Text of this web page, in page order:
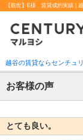
【觀世】E様 賃貸成約実績 |
越谷の賃貸ならセンチュ
お客様の声
とても良い。